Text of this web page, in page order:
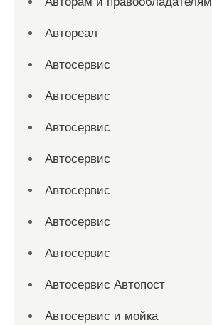
Автореал
Автосервис
Автосервис
Автосервис
Автосервис
Автосервис
Автосервис
Автосервис
Автосервис Автопост
Автосервис и мойка